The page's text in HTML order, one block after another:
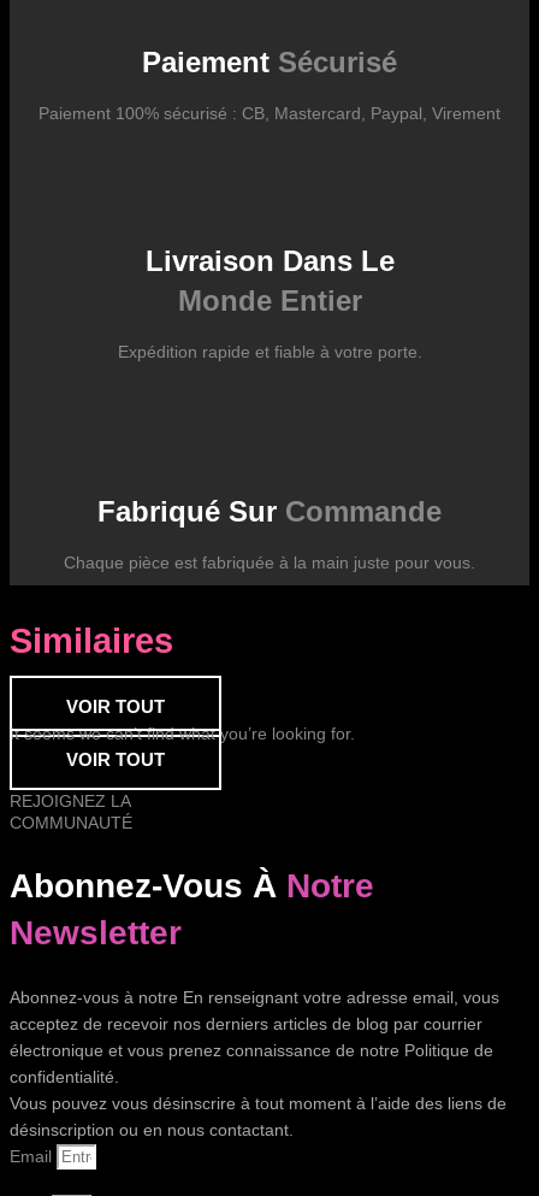
des fluctuations tarifaires des transporteurs internationaux.
Paiement Sécurisé
Paiement 100% sécurisé : CB, Mastercard, Paypal, Virement
Livraison Dans Le
Monde Entier
Expédition rapide et fiable à votre porte.
Fabriqué Sur Commande
Chaque pièce est fabriquée à la main juste pour vous.
Similaires
VOIR TOUT
It seems we can’t find what you’re looking for.
VOIR TOUT
REJOIGNEZ LA
COMMUNAUTÉ
Abonnez-Vous À Notre
Newsletter
Abonnez-vous à notre En renseignant votre adresse email, vous
acceptez de recevoir nos derniers articles de blog par courrier
électronique et vous prenez connaissance de notre Politique de
confidentialité.
Vous pouvez vous désinscrire à tout moment à l’aide des liens de
désinscription ou en nous contactant.
Email